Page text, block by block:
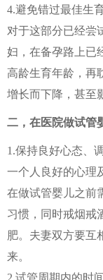
4.避免错过最佳生
对于这部分已经尝
妇，在备孕路上已
高龄生育年龄，再
增长而下降，甚至
二，在医院做试管
1.保持良好心态、
一个人良好的心理
在做试管婴儿之前
习惯，同时戒烟戒
肥。夫妻双方要互
来。
2.试管周期内的时